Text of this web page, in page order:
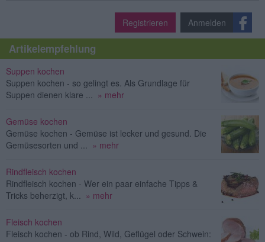
Registrieren Anmelden
Artikelempfehlung
Suppen kochen
Suppen kochen - so gelingt es. Als Grundlage für
Suppen dienen klare ...
» mehr
Gemüse kochen
Gemüse kochen - Gemüse ist lecker und gesund. Die
Gemüsesorten und ...
» mehr
Rindfleisch kochen
Rindfleisch kochen - Wer ein paar einfache Tipps &
Tricks beherzigt, k...
» mehr
Fleisch kochen
Fleisch kochen - ob Rind, Wild, Geflügel oder Schwein: